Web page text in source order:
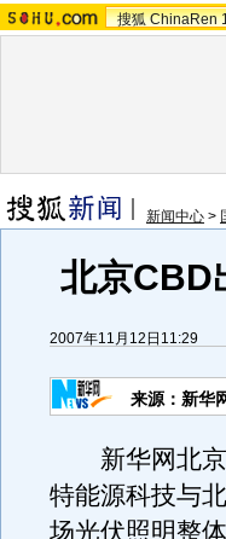
搜狐 ChinaRen
新闻中心 >
北京CBD
2007年11月12日11:29
来源：新华
新华网北京
特能源科技与
场光伏照明整